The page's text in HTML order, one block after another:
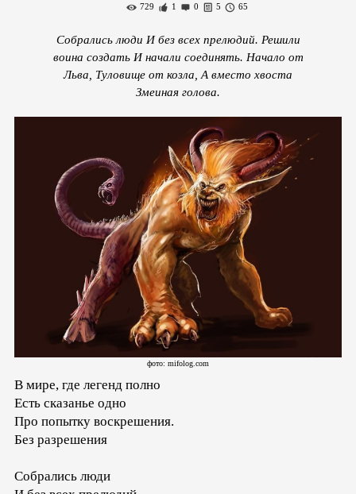
729 1 0 5 65
Собрались люди И без всех прелюдий. Решили
воина создать И начали соединять. Начало от
Льва, Туловище от козла, А вместо хвоста
Змеиная голова.
фото: mifolog.com
В мире, где легенд полно
Есть сказанье одно
Про попытку воскрешения.
Без разрешения
Собрались люди